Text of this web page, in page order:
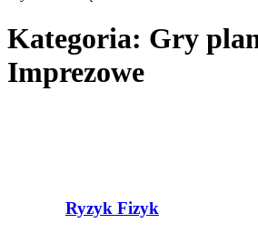
Kategoria: Gry
Imprezowe
Ryzyk Fizyk